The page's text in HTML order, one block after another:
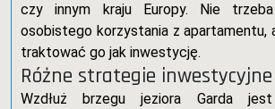
czy innym kraju Europy. Nie
osobistego korzystania z apartamentu,
traktować go jak inwestycję.
Różne strategie inwestycyjne
Wzdłuż brzegu jeziora Garda